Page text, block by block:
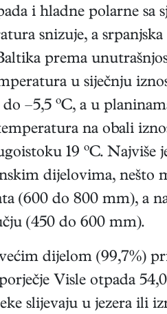
i hladne polarne sa
snizuje, a
prema
u siječnju
–5,5 ºC, a u
na obali
19 ºC. Najviše
dijelovima, nešto
(600 do 800 mm), a
(450 do 600 mm).
dijelom (99,7%)
Visle otpada
slijevaju u jezera ili